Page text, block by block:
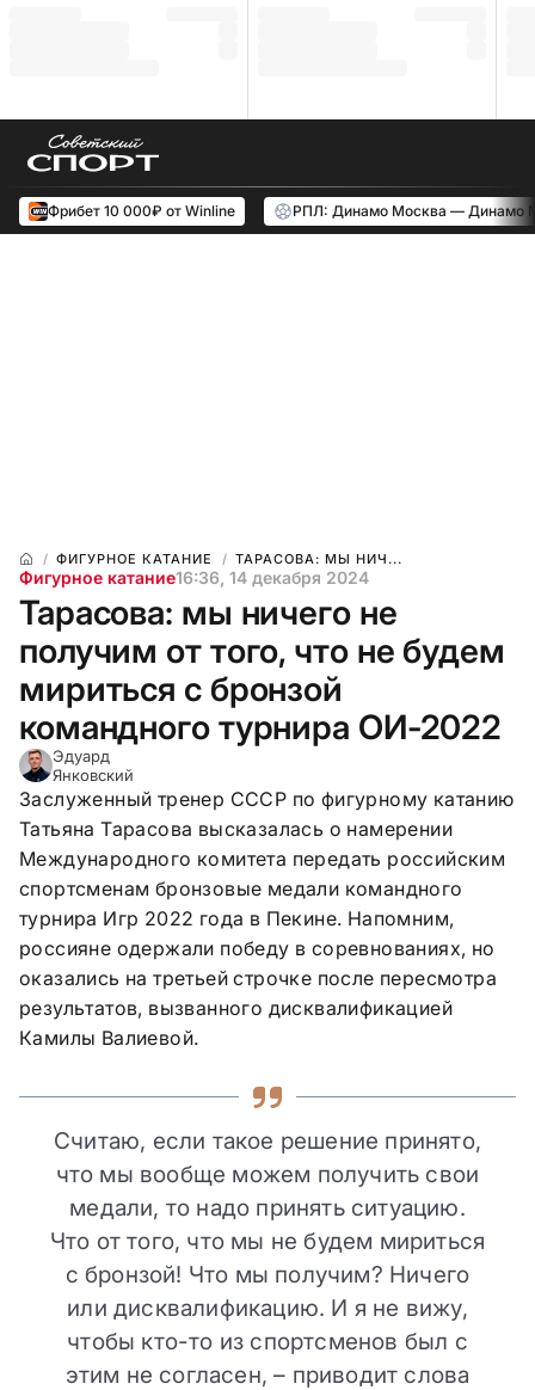
Фрибет 10 000₽ от Winline РПЛ: Динамо Москва — Динамо
ФИГУРНОЕ КАТАНИЕ ТАРАСОВА: МЫ НИЧ...
Фигурное катание16:36, 14 декабря 2024
Тарасова: мы ничего не
получим от того, что не будем
мириться с бронзой
командного турнира ОИ-2022
Эдуард
Янковский
Заслуженный тренер СССР по фигурному катанию
Татьяна Тарасова высказалась о намерении
Международного комитета передать российским
спортсменам бронзовые медали командного
турнира Игр 2022 года в Пекине. Напомним,
россияне одержали победу в соревнованиях, но
оказались на третьей строчке после пересмотра
результатов, вызванного дисквалификацией
Камилы Валиевой.
Считаю, если такое решение принято,
что мы вообще можем получить свои
медали, то надо принять ситуацию.
Что от того, что мы не будем мириться
с бронзой! Что мы получим? Ничего
или дисквалификацию. И я не вижу,
чтобы кто-то из спортсменов был с
этим не согласен, – приводит слова